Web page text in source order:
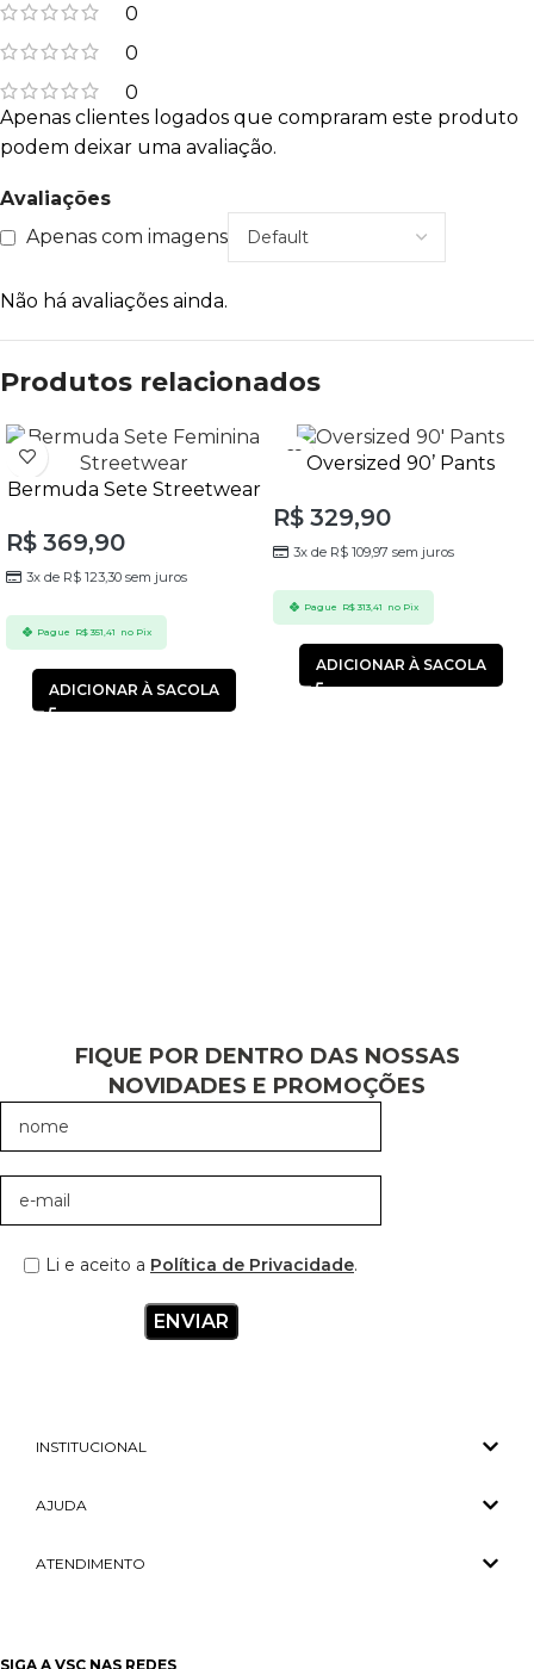
0
0
0
Avaliações
Apenas com imagens
Não há avaliações ainda.
Apenas clientes logados que compraram este produto
podem deixar uma avaliação.
Produtos relacionados
Bermuda Sete Streetwear
R$ 369,90
3x de R$ 123,30 sem juros
Pague R$351,41 no Pix
ADICIONAR À SACOLA
Oversized 90’ Pants
R$ 329,90
3x de R$ 109,97 sem juros
Pague R$313,41 no Pix
ADICIONAR À SACOLA
FIQUE POR DENTRO DAS NOSSAS
NOVIDADES E PROMOÇÕES
Li e aceito a Política de Privacidade.
INSTITUCIONAL
AJUDA
ATENDIMENTO
SIGA A VSC NAS REDES